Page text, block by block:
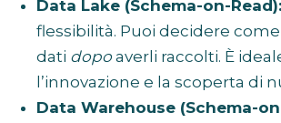
Data Lake (Schema-on-Read):
flessibilità. Puoi decidere
dati dopoaverli raccolti. È
l’innovazione e la scoperta di
Data Warehouse (Schema-